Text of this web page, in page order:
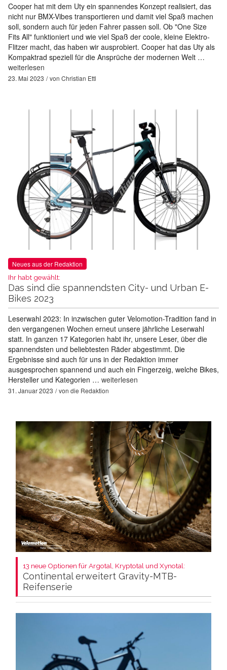
Cooper hat mit dem Uty ein spannendes Konzept realisiert, das
nicht nur BMX-Vibes transportieren und damit viel Spaß machen
soll, sondern auch für jeden Fahrer passen soll. Ob "One Size
Fits All" funktioniert und wie viel Spaß der coole, kleine Elektro-
Flitzer macht, das haben wir ausprobiert. Cooper hat das Uty als
Kompaktrad speziell für die Ansprüche der modernen Welt …
weiterlesen
23. Mai 2023 von Christian Ettl
Neues aus der Redaktion
Ihr habt gewählt:
Das sind die spannendsten City- und Urban E-
Bikes 2023
Leserwahl 2023: In inzwischen guter Velomotion-Tradition fand in
den vergangenen Wochen erneut unsere jährliche Leserwahl
statt. In ganzen 17 Kategorien habt ihr, unsere Leser, über die
spannendsten und beliebtesten Räder abgestimmt. Die
Ergebnisse sind auch für uns in der Redaktion immer
ausgesprochen spannend und auch ein Fingerzeig, welche Bikes,
Hersteller und Kategorien … weiterlesen
31. Januar 2023 von die Redaktion
13 neue Optionen für Argotal, Kryptotal und Xynotal:
Continental erweitert Gravity-MTB-
Reifenserie